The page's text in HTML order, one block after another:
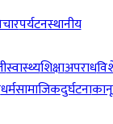
पर्यटनस्थानीय
स्वास्थ्यशिक्षाअपराध
धर्मसामाजिकदुर्घटना